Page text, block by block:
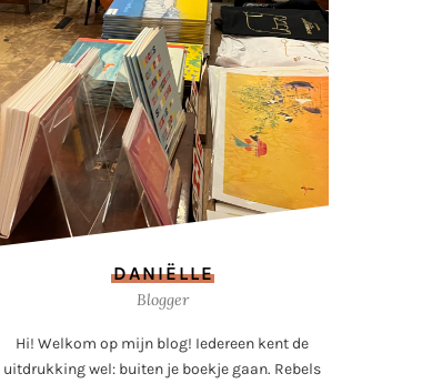
DANIËLLE
Blogger
Hi! Welkom op mijn blog! Iedereen kent de
uitdrukking wel: buiten je boekje gaan. Rebels